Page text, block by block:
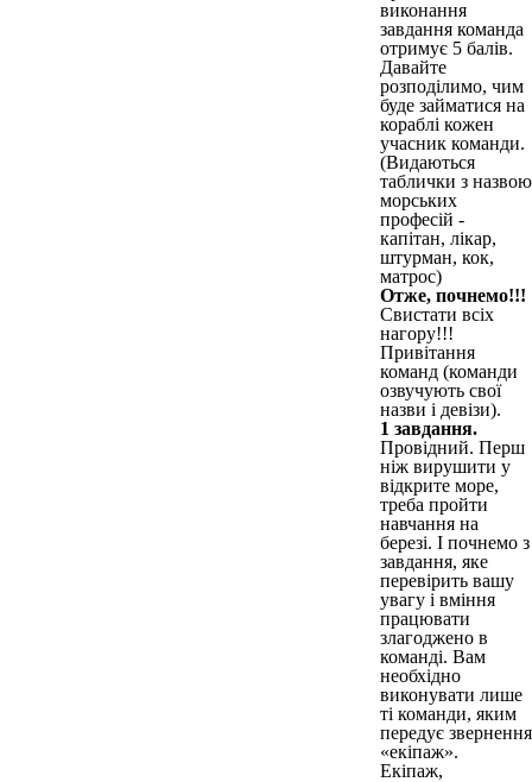
виконання
завдання команда
отримує 5 балів.
Давайте
розподілимо, чим
буде займатися на
кораблі кожен
учасник команди.
(Видаються
таблички з назвою
морських
професій -
капітан, лікар,
штурман, кок,
матрос)
Отже, почнемо!!!
Свистати всіх
нагору!!!
Привітання
команд (команди
озвучують свої
назви і девізи).
1 завдання.
Провідний. Перш
ніж вирушити у
відкрите море,
треба пройти
навчання на
березі. І почнемо з
завдання, яке
перевірить вашу
увагу і вміння
працювати
злагоджено в
команді. Вам
необхідно
виконувати лише
ті команди, яким
передує звернення
«екіпаж».
Екіпаж,